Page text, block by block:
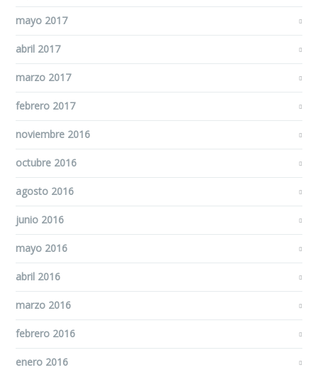
mayo 2017
abril 2017
marzo 2017
febrero 2017
noviembre 2016
octubre 2016
agosto 2016
junio 2016
mayo 2016
abril 2016
marzo 2016
febrero 2016
enero 2016